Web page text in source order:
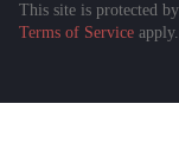
This site is protected
Terms of Service apply.